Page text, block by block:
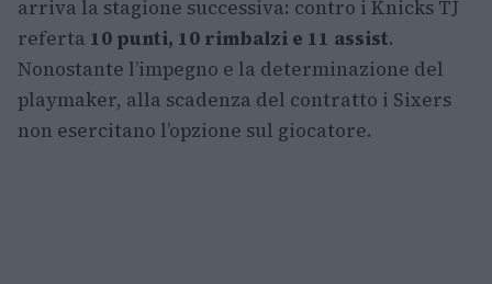
arriva la stagione successiva: contro i Knicks TJ
referta 10 punti, 10 rimbalzi e 11 assist.
Nonostante l’impegno e la determinazione del
playmaker, alla scadenza del contratto i Sixers
non esercitano l’opzione sul giocatore.